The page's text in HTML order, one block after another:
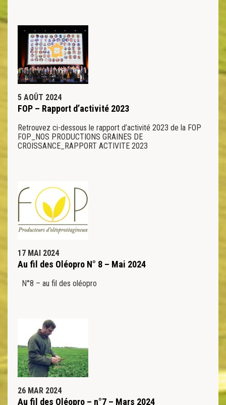
5 AOÛT 2024
FOP – Rapport d’activité 2023
Retrouvez ci-dessous le rapport d’activité 2023 de la FOP
FOP_NOS PRODUCTIONS GRAINES DE
CROISSANCE_RAPPORT ACTIVITE 2023
17 MAI 2024
Au fil des Oléopro N° 8 – Mai 2024
N°8 – au fil des oléopro
26 MAR 2024
Au fil des Oléopro – n°7 – Mars 2024